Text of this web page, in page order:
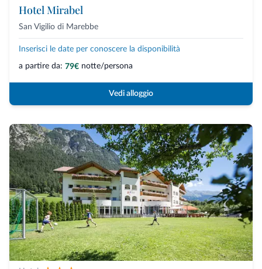
Hotel Mirabel
San Vigilio di Marebbe
Inserisci le date per conoscere la disponibilità
a partire da: 79€ notte/persona
Vedi alloggio